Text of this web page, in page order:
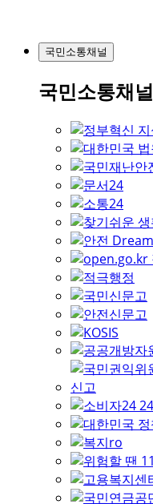
국민소통채널
국민소통채널